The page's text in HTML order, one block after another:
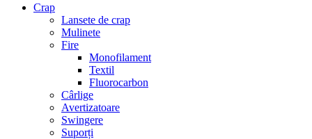
Crap
Lansete de crap
Mulinete
Fire
Monofilament
Textil
Fluorocarbon
Cârlige
Avertizatoare
Swingere
Suporți